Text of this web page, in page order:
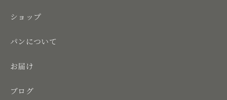
ショップ
パンについて
お届け
ブログ